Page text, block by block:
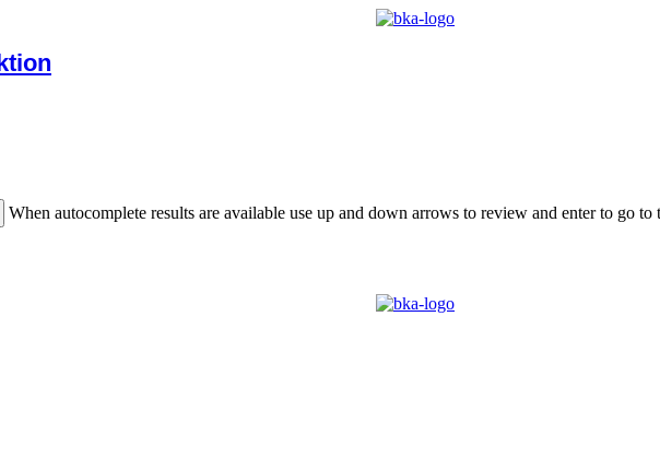
When autocomplete results are available use up and down arrows to review and enter to go